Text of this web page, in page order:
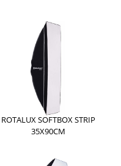
ROTALUX SOFTBOX STRIP
35X90CM